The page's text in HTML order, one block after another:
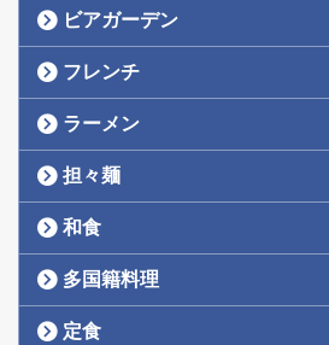
ビアガーデン
フレンチ
ラーメン
担々麺
和食
多国籍料理
定食